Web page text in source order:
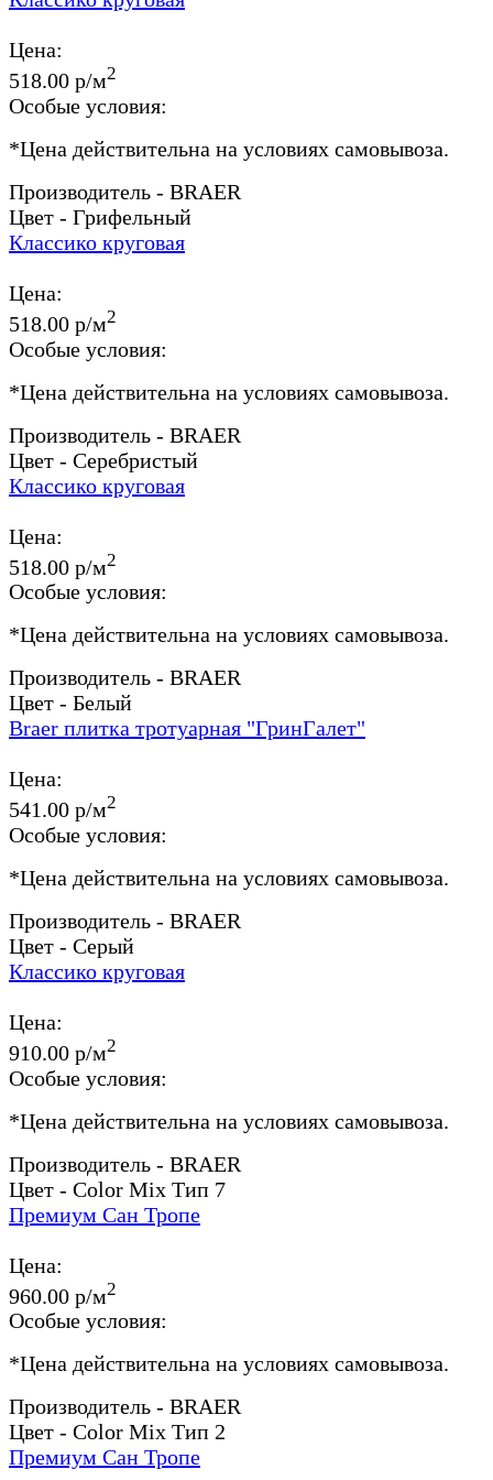
Цена:
518.00 р/м2
Особые условия:
*Цена действительна на условиях самовывоза.
Производитель - BRAER
Цвет - Грифельный
Классико круговая
Цена:
518.00 р/м2
Особые условия:
*Цена действительна на условиях самовывоза.
Производитель - BRAER
Цвет - Серебристый
Классико круговая
Цена:
518.00 р/м2
Особые условия:
*Цена действительна на условиях самовывоза.
Производитель - BRAER
Цвет - Белый
Braer плитка тротуарная "ГринГалет"
Цена:
541.00 р/м2
Особые условия:
*Цена действительна на условиях самовывоза.
Производитель - BRAER
Цвет - Серый
Классико круговая
Цена:
910.00 р/м2
Особые условия:
*Цена действительна на условиях самовывоза.
Производитель - BRAER
Цвет - Color Mix Тип 7
Премиум Сан Тропе
Цена:
960.00 р/м2
Особые условия:
*Цена действительна на условиях самовывоза.
Производитель - BRAER
Цвет - Color Mix Тип 2
Премиум Сан Тропе